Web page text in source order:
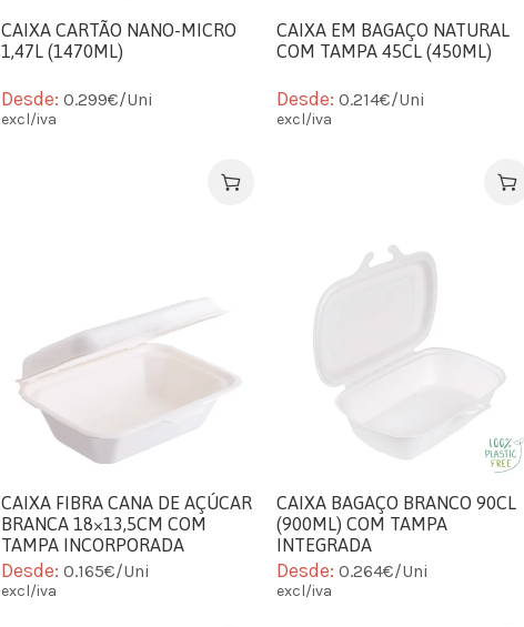
CAIXA CARTÃO NANO-MICRO
1,47L (1470ML)
Desde: 0.299€/Uni
excl/iva
CAIXA EM BAGAÇO NATURAL
COM TAMPA 45CL (450ML)
Desde:0.214€/Uni
excl/iva
CAIXA FIBRA CANA DE AÇÚCAR
BRANCA 18×13,5CM COM
TAMPA INCORPORADA
Desde: 0.165€/Uni
excl/iva
CAIXA BAGAÇO BRANCO 90CL
(900ML) COM TAMPA
INTEGRADA
Desde:0.264€/Uni
excl/iva